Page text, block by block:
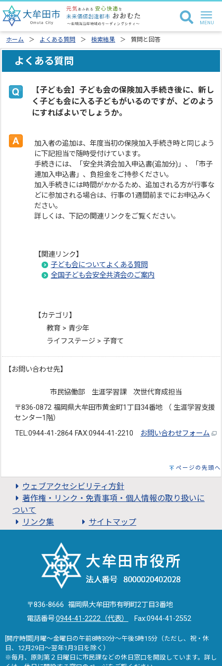
ホーム よくある質問 検索結果 質問と回答
よくある質問
【子ども会】子ども会の保険加入手続き後に、新し
く子ども会に入る子どもがいるのですが、どのよう
にすればよいでしょうか。
加入者の追加は、年度当初の保険加入手続き時と同じよう
に下記担当で随時受付けています。
手続きには、「安全共済会加入申込書(追加分)」、「市子
連加入申込書」、負担金をご持参ください。
加入手続きには時間がかかるため、追加される方が行事な
どに参加される場合は、行事の1週間前までにお申込みく
ださい。
詳しくは、下記の関連リンクをご覧ください。
【関連リンク】
子ども会についてよくある質問
全国子ども会安全共済会のご案内
【カテゴリ】
教育 > 青少年
ライフステージ > 子育て
【お問い合わせ先】
市民協働部 生涯学習課 次世代育成担当
〒836-0872 福岡県大牟田市黄金町1丁目34番地 （ 生涯学習支援
センター1階）
TEL:0944-41-2864 FAX:0944-41-2210
お問い合わせフォーム
ページの先頭へ
ウェブアクセシビリティ方針
著作権・リンク・免責事項・個人情報の取り扱いに
ついて
リンク集
サイトマップ
〒836-8666 福岡県大牟田市有明町2丁目3番地
電話番号:0944-41-2222（代表） Fax:0944-41-2552
[開庁時間]月曜～金曜日の午前8時30分～午後5時15分（ただし、祝・休
日、12月29日～翌年1月3日を除く）
※毎月、原則第２日曜日に市民課などの休日窓口を開設しています。詳し